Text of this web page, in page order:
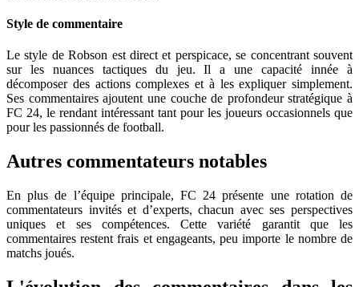
Style de commentaire
Le style de Robson est direct et perspicace, se concentrant souvent
sur les nuances tactiques du jeu. Il a une capacité innée à
décomposer des actions complexes et à les expliquer simplement.
Ses commentaires ajoutent une couche de profondeur stratégique à
FC 24, le rendant intéressant tant pour les joueurs occasionnels que
pour les passionnés de football.
Autres commentateurs notables
En plus de l’équipe principale, FC 24 présente une rotation de
commentateurs invités et d’experts, chacun avec ses perspectives
uniques et ses compétences. Cette variété garantit que les
commentaires restent frais et engageants, peu importe le nombre de
matchs joués.